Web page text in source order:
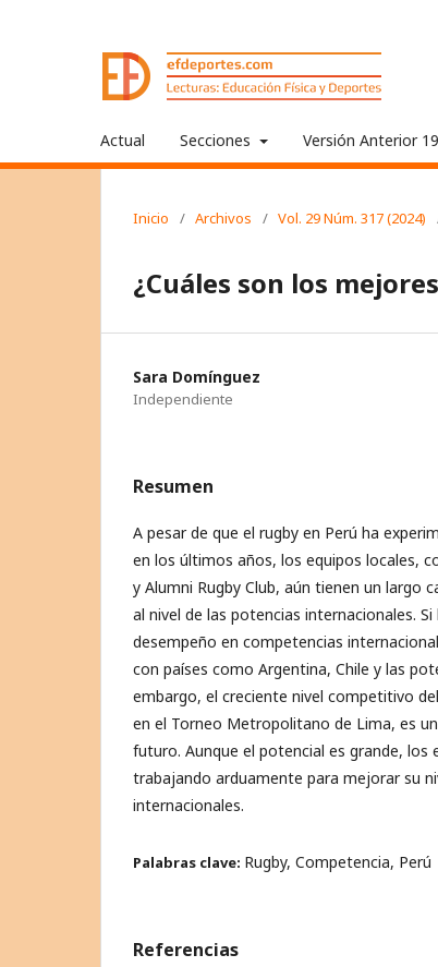
Actual Secciones Versión Anterior
Inicio / Archivos / Vol. 29 Núm. 317 (2024)
¿Cuáles son los
Sara Domínguez
Independiente
Resumen
A pesar de que el rugby en Perú ha
en los últimos años, los equipos locales,
y Alumni Rugby Club, aún tienen un largo
al nivel de las potencias internacionales.
desempeño en competencias
con países como Argentina, Chile y las
embargo, el creciente nivel competitivo
en el Torneo Metropolitano de Lima, es
futuro. Aunque el potencial es grande, los
trabajando arduamente para mejorar su
internacionales.
Palabras clave: Rugby, Competencia, Perú
Referencias